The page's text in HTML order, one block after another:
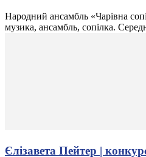
Народний ансамбль «Чарівна
музика, ансамбль, сопілка.
Єлізавета Пейтер |